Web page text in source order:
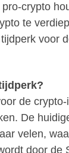
crypto
te
voor
de
De
velen,
door